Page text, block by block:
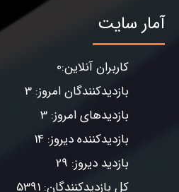
آمار سایت
کاربران آنلاین:0
بازدیدکنندگان امروز: 3
بازدیدهای امروز: 3
بازدیدکننده دیروز: 14
بازدید دیروز: 29
کل بازدیدکنندگان: 5391